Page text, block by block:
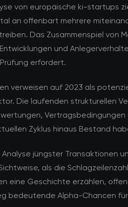
von europäische ki-startups
an offenbart mehrere
Das Zusammenspiel von
und
erfordert.
verweisen auf 2023 als
Die laufenden strukturellen
Zyklus hinaus Bestand
jüngster Transaktionen
als die
eine Geschichte erzählen,
bedeutende Alpha-Chancen